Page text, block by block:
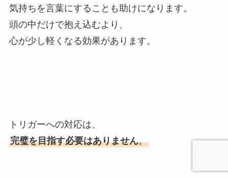
気持ちを言葉にすることも助けになります。
頭の中だけで抱え込むより、
心が少し軽くなる効果があります。
トリガーへの対応は、
完璧を目指す必要はありません。